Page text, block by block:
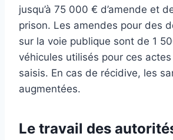
jusqu’à 75 000 € d’amende et
prison. Les amendes pour des
sur la voie publique sont de 1
véhicules utilisés pour ces
saisis. En cas de récidive, les
augmentées.
Le travail des